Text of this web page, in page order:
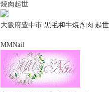
焼肉起世
大阪府豊中市 黒毛和牛焼き肉 起世
MMNail